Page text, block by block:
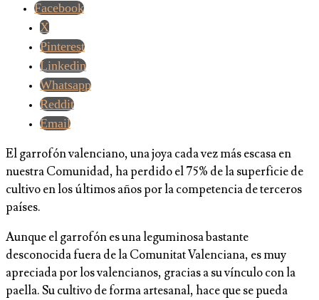
Facebook
X
Pinterest
Linkedin
Whatsapp
Reddit
Email
El garrofón valenciano, una joya cada vez más escasa en
nuestra Comunidad, ha perdido el 75% de la superficie de
cultivo en los últimos años por la competencia de terceros
países.
Aunque el garrofón es una leguminosa bastante
desconocida fuera de la Comunitat Valenciana, es muy
apreciada por los valencianos, gracias a su vínculo con la
paella. Su cultivo de forma artesanal, hace que se pueda